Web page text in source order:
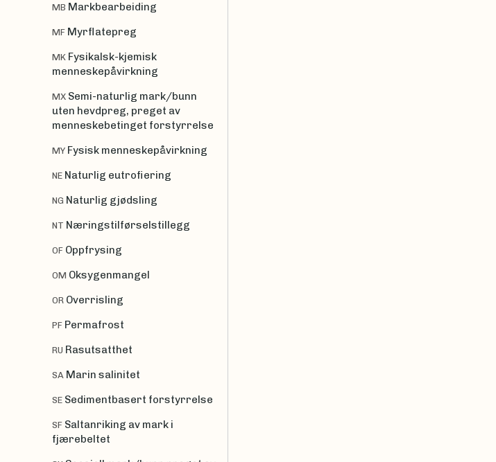
MB Markbearbeiding
MF Myrflatepreg
MK Fysikalsk-kjemisk
menneskepåvirkning
MX Semi-naturlig mark/bunn
uten hevdpreg, preget av
menneskebetinget forstyrrelse
MY Fysisk menneskepåvirkning
NE Naturlig eutrofiering
NG Naturlig gjødsling
NT Næringstilførselstillegg
OF Oppfrysing
OM Oksygenmangel
OR Overrisling
PF Permafrost
RU Rasutsatthet
SA Marin salinitet
SE Sedimentbasert forstyrrelse
SF Saltanriking av mark i
fjærebeltet